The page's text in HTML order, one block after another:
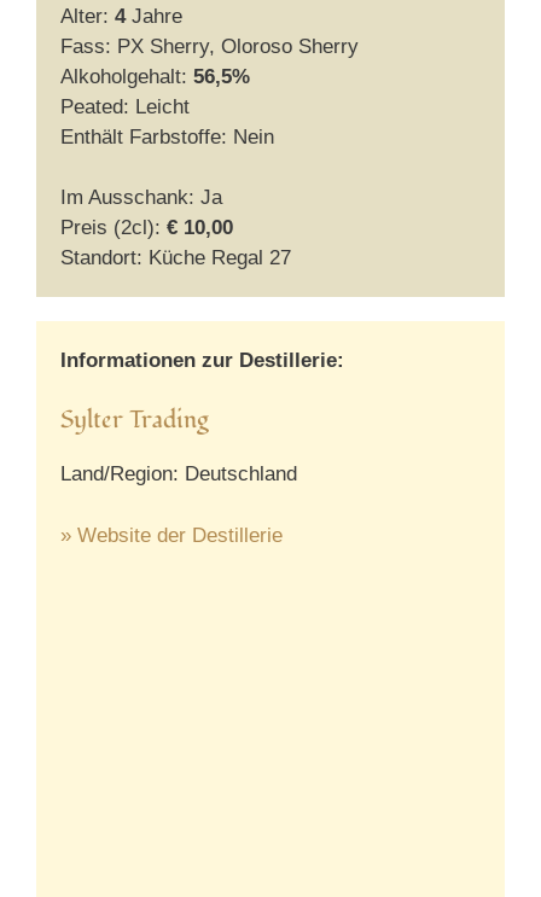
Alter: 4Jahre
Fass: PX Sherry, Oloroso Sherry
Alkoholgehalt: 56,5%
Peated: Leicht
Enthält Farbstoffe: Nein
Im Ausschank: Ja
Preis (2cl): € 10,00
Standort: Küche Regal 27
Informationen zur Destillerie:
Sylter Trading
Land/Region: Deutschland
» Website der Destillerie